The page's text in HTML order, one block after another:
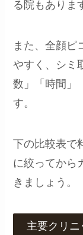
る院もありま
また、全顔ピ
やすく、シミ
数」「時間」
す。
下の比較表で
に絞ってから
きましょう。
主要クリ